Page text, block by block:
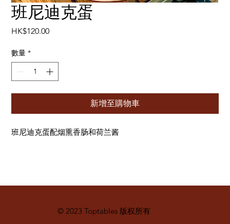
班尼迪克蛋
HK$120.00價
數量 *
新增至購物車
班尼迪克蛋配烟熏香肠和荷兰酱
© 2023 Toptables 版权所有